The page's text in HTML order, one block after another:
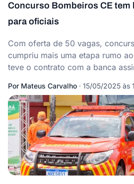
Concurso Bombeiros CE tem
para oficiais
Com oferta de 50 vagas,
cumpriu mais uma etapa rumo
teve o contrato com a banca
Por Mateus Carvalho · 15/05/2025 às